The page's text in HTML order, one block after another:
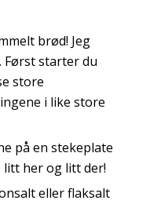
brød! Jeg
starter du
store
i like store
på en stekeplate
her og litt der!
eller flaksalt